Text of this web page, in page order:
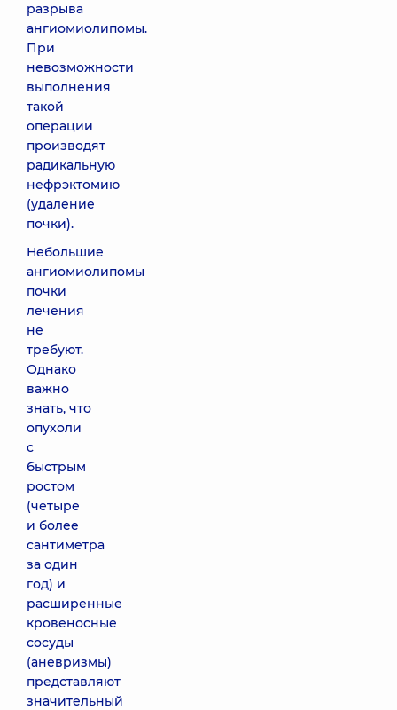
разрыва
ангиомиолипомы.
При
невозможности
выполнения
такой
операции
производят
радикальную
нефрэктомию
(удаление
почки).
Небольшие
ангиомиолипомы
почки
лечения
не
требуют.
Однако
важно
знать, что
опухоли
с
быстрым
ростом
(четыре
и более
сантиметра
за один
год) и
расширенные
кровеносные
сосуды
(аневризмы)
представляют
значительный